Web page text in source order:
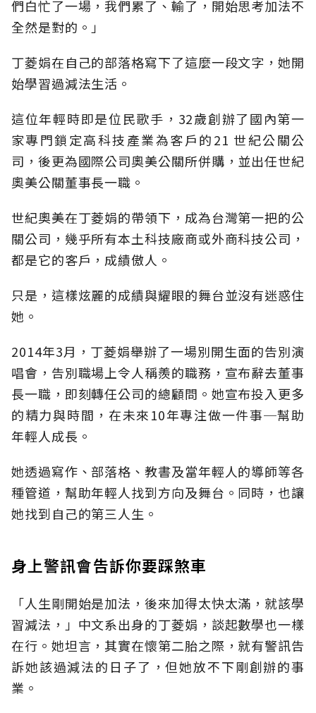
們白忙了一場，我們累了、輸了，開始思考加法不
全然是對的。」
丁菱娟在自己的部落格寫下了這麼一段文字，她開
始學習過減法生活。
這位年輕時即是位民歌手，32歲創辦了國內第一
家專門鎖定高科技產業為客戶的21 世紀公關公
司，後更為國際公司奧美公關所併購，並出任世紀
奧美公關董事長一職。
世紀奧美在丁菱娟的帶領下，成為台灣第一把的公
關公司，幾乎所有本土科技廠商或外商科技公司，
都是它的客戶，成績傲人。
只是，這樣炫麗的成績與耀眼的舞台並沒有迷惑住
她。
2014年3月，丁菱娟舉辦了一場別開生面的告別演
唱會，告別職場上令人稱羨的職務，宣布辭去董事
長一職，即刻轉任公司的總顧問。她宣布投入更多
的精力與時間，在未來10年專注做一件事─幫助
年輕人成長。
她透過寫作、部落格、教書及當年輕人的導師等各
種管道，幫助年輕人找到方向及舞台。同時，也讓
她找到自己的第三人生。
身上警訊會告訴你要踩煞車
「人生剛開始是加法，後來加得太快太滿，就該學
習減法，」中文系出身的丁菱娟，談起數學也一樣
在行。她坦言，其實在懷第二胎之際，就有警訊告
訴她該過減法的日子了，但她放不下剛創辦的事
業。